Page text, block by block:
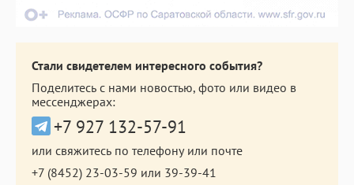
Стали свидетелем интересного события?
Поделитесь с нами новостью, фото или видео в
мессенджерах:
+7 927 132-57-91
или свяжитесь по телефону или почте
+7 (8452) 23-03-59 или 39-39-41